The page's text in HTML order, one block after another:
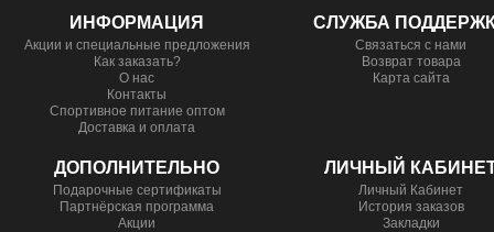
ИНФОРМАЦИЯ
Акции и специальные предложения
Как заказать?
О нас
Контакты
Спортивное питание оптом
Доставка и оплата
СЛУЖБА
Связаться с нами
Возврат товара
Карта сайта
ДОПОЛНИТЕЛЬНО
Подарочные сертификаты
Партнёрская программа
Акции
ЛИЧНЫЙ
Личный Кабинет
История заказов
Закладки